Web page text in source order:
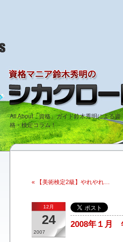
All About「資格」ガイド鈴木秀明による資
格・検定コラム！
« 【美術検定2級】やれやれ…
12月
24
2007
2008年１月